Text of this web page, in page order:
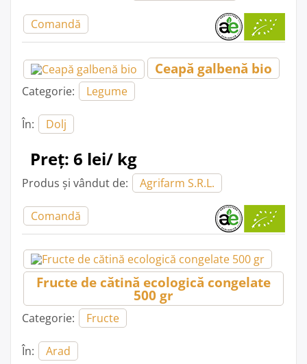
Comandă
Ceapă galbenă bio
Categorie: Legume
În: Dolj
Preț: 6 lei/ kg
Produs și vândut de: Agrifarm S.R.L.
Comandă
Fructe de cătină ecologică congelate
500 gr
Categorie: Fructe
În: Arad